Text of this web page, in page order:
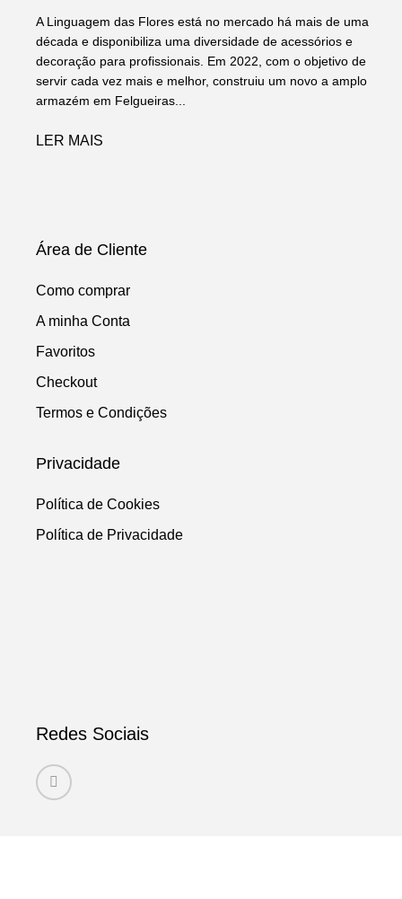
A Linguagem das Flores está no mercado há mais de uma
década e disponibiliza uma diversidade de acessórios e
decoração para profissionais. Em 2022, com o objetivo de
servir cada vez mais e melhor, construiu um novo a amplo
armazém em Felgueiras...
LER MAIS
Área de Cliente
Como comprar
A minha Conta
Favoritos
Checkout
Termos e Condições
Privacidade
Política de Cookies
Política de Privacidade
Redes Sociais